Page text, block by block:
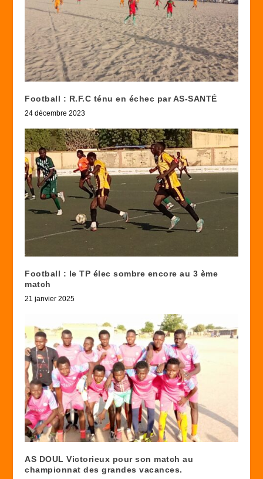
Football : R.F.C ténu en échec par AS-SANTÉ
24 décembre 2023
Football : le TP élec sombre encore au 3 ème
match
21 janvier 2025
AS DOUL Victorieux pour son match au
championnat des grandes vacances.